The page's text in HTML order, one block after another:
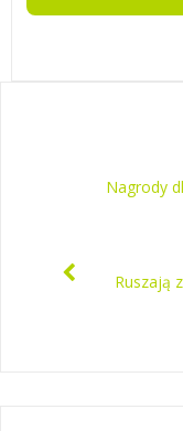
Nagrody
Ruszają